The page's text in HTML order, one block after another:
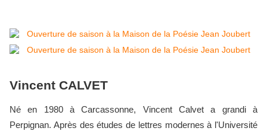
Vincent CALVET
Né en 1980 à Carcassonne, Vincent Calvet a grandi à
Perpignan. Après des études de lettres modernes à l'Université